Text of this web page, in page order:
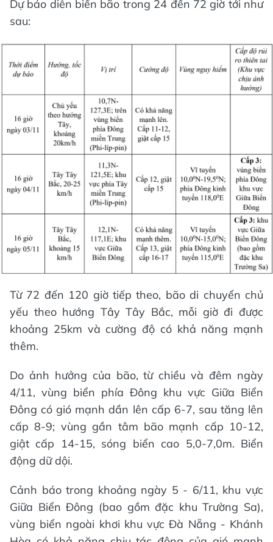
Dự báo diễn biến bão trong 24 đến 72 giờ tới như
sau:
Từ 72 đến 120 giờ tiếp theo, bão di chuyển chủ
yếu theo hướng Tây Tây Bắc, mỗi giờ đi được
khoảng 25km và cường độ có khả năng mạnh
thêm.
Do ảnh hưởng của bão, từ chiều và đêm ngày
4/11, vùng biển phía Đông khu vực Giữa Biển
Đông có gió mạnh dần lên cấp 6-7, sau tăng lên
cấp 8-9; vùng gần tâm bão mạnh cấp 10-12,
giật cấp 14-15, sóng biển cao 5,0-7,0m. Biển
động dữ dội.
Cảnh báo trong khoảng ngày 5 - 6/11, khu vực
Giữa Biển Đông (bao gồm đặc khu Trường Sa),
vùng biển ngoài khơi khu vực Đà Nẵng - Khánh